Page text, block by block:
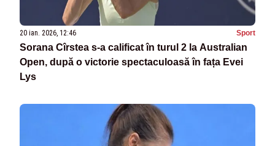
20 ian. 2026, 12:46 Sport
Sorana Cîrstea s-a calificat în turul 2 la Australian
Open, după o victorie spectaculoasă în fața Evei
Lys